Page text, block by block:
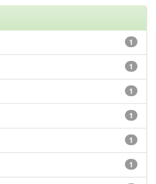
1
1
1
1
1
1